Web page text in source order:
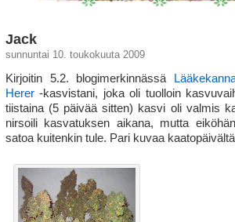
Jack
sunnuntai 10. toukokuuta 2009
Kirjoitin 5.2. blogimerkinnässä
Herer -kasvistani, joka oli tuolloin
tiistaina (5 päivää sitten) kasvi oli valmis
nirsoili kasvatuksen aikana, mutta
satoa kuitenkin tule. Pari kuvaa